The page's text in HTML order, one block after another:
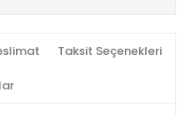
Taksit Seçenekleri